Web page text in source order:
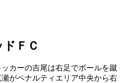
ＦＣ
カーの吉尾は右足でボールを蹴
がペナルティエリア中央から右